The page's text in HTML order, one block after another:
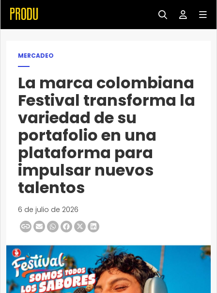
MERCADEO
La marca colombiana
Festival transforma la
variedad de su
portafolio en una
plataforma para
impulsar nuevos
talentos
6 de julio de 2026